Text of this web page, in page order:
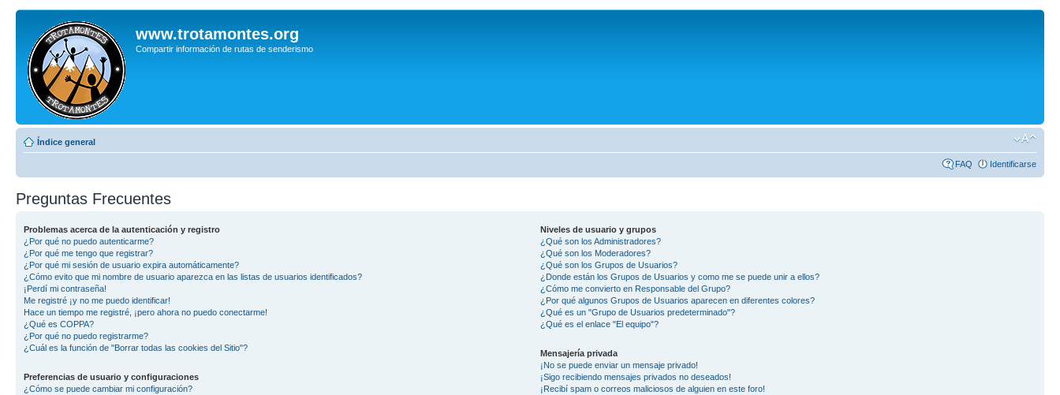
www.trotamontes.org
Compartir información de rutas de senderismo
Índice general
FAQ Identificarse
Preguntas Frecuentes
Problemas acerca de la autenticación y registro
¿Por qué no puedo autenticarme?
¿Por qué me tengo que registrar?
¿Por qué mi sesión de usuario expira automáticamente?
¿Cómo evito que mi nombre de usuario aparezca en las listas de usuarios identificados?
¡Perdí mi contraseña!
Me registré ¡y no me puedo identificar!
Hace un tiempo me registré, ¡pero ahora no puedo conectarme!
¿Qué es COPPA?
¿Por qué no puedo registrarme?
¿Cuál es la función de "Borrar todas las cookies del Sitio"?
Preferencias de usuario y configuraciones
¿Cómo se puede cambiar mi configuración?
Niveles de usuario y grupos
¿Qué son los Administradores?
¿Qué son los Moderadores?
¿Qué son los Grupos de Usuarios?
¿Donde están los Grupos de Usuarios y como me se puede unir a ellos?
¿Cómo me convierto en Responsable del Grupo?
¿Por qué algunos Grupos de Usuarios aparecen en diferentes colores?
¿Qué es un "Grupo de Usuarios predeterminado"?
¿Qué es el enlace "El equipo"?
Mensajería privada
¡No se puede enviar un mensaje privado!
¡Sigo recibiendo mensajes privados no deseados!
¡Recibí spam o correos maliciosos de alguien en este foro!